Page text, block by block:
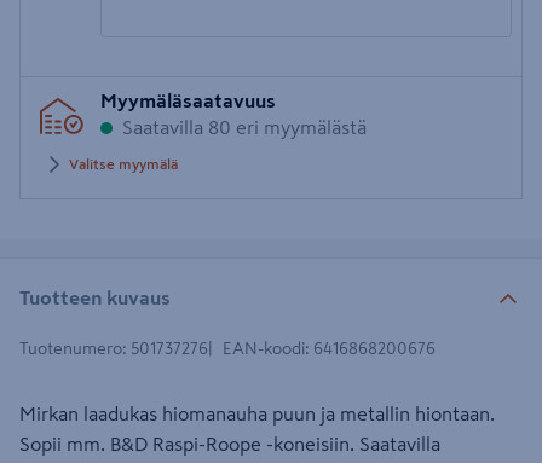
postinumero
Myymäläsaatavuus
Saatavilla 80 eri myymälästä
Valitse myymälä
Tuotteen kuvaus
Tuotenumero: 501737276 EAN-koodi: 6416868200676
Mirkan laadukas hiomanauha puun ja metallin hiontaan.
Sopii mm. B&D Raspi-Roope -koneisiin. Saatavilla